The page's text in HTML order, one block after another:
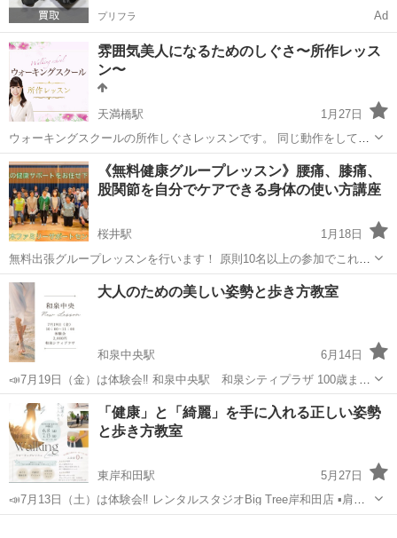
プリフラ Ad
雰囲気美人になるためのしぐさ〜所作レッス
ン〜
天満橋駅
1月27日
ウォーキングスクールの所作しぐさレッスンです。 同じ動作をしてい
るのに、何か美しい人いらっしゃいませんか？ 所作、しぐさは知って
いる事で、大事な場面で活用できます。 正しく美しい姿勢から、日常
生活で使える所作、しぐさを...
大阪 大阪市 天満橋駅 ウォーキング
《無料健康グループレッスン》腰痛、膝痛、
股関節を自分でケアできる身体の使い方講座
桜井駅
1月18日
無料出張グループレッスンを行います！ 原則10名以上の参加でこれか
らのお身体に不安がある方 この講座では、参加者に疲れにくい歩き方
を教え、日常生活の質の向上を目指します。私たちのゴールは、参加
者がこの講座を通じて健康と快適...
大阪 桜井駅 ウォーキング 講座
大人のための美しい姿勢と歩き方教室
和泉中央駅
6月14日
📣7月19日（金）は体験会‼️ 和泉中央駅 和泉シティプラザ 100歳まで
自分の足で歩く🚶 これは人生100年時代と言われる今 私達にとっての
大きな願いです。 健康寿命＝寿命 これを実現させるためには 今姿勢
と歩き方を見直...
大阪 和泉市 和泉中央駅 ウォーキング 姿勢
「健康」と「綺麗」を手に入れる正しい姿勢
と歩き方教室
東岸和田駅
5月27日
📣7月13日（土）は体験会‼️ レンタルスタジオBig Tree岸和田店 ▪️肩こ
りや腰痛がある ▪️冷え性 ▪️便秘 ▪️猫背が気になる ▪️O脚を改善したい ▪️痩